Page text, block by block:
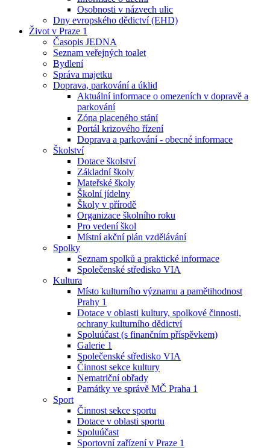
Osobnosti v názvech ulic
Dny evropského dědictví (EHD)
Život v Praze 1
Časopis JEDNA
Seznam veřejných toalet
Bydlení
Správa majetku
Doprava, parkování a úklid
Aktuální informace o omezeních v dopravě a
parkování
Zóna placeného stání
Portál krizového řízení
Doprava a parkování - obecné informace
Školství
Dotace školství
Základní školy
Mateřské školy
Školní jídelny
Školy v přírodě
Organizace školního roku
Pro vedení škol
Místní akční plán vzdělávání
Spolky
Seznam spolků a praktické informace
Společenské středisko VIA
Kultura
Místo kulturního významu a pamětihodnost
Prahy 1
Dotace v oblasti kultury, spolkové činnosti,
ochrany kulturního dědictví
Spoluúčast (s finančním příspěvkem)
Galerie 1
Společenské středisko VIA
Činnost sekce kultury
Nematriční obřady
Památky ve správě MČ Praha 1
Sport
Činnost sekce sportu
Dotace v oblasti sportu
Spoluúčast
Sportovní zařízení v Praze 1